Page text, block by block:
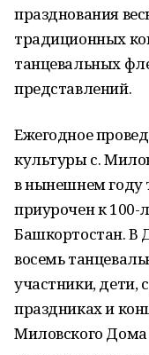
празднования
традиционных
танцевальных
представлений.
Ежегодное
культуры с.
в нынешнем году
приурочен к 100-
Башкортостан. В
восемь
участники, дети,
праздниках и
Миловского